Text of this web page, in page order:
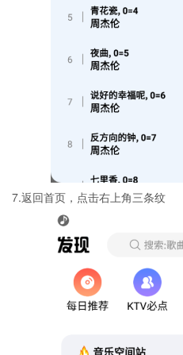
7.返回首页，点击右上角三条纹